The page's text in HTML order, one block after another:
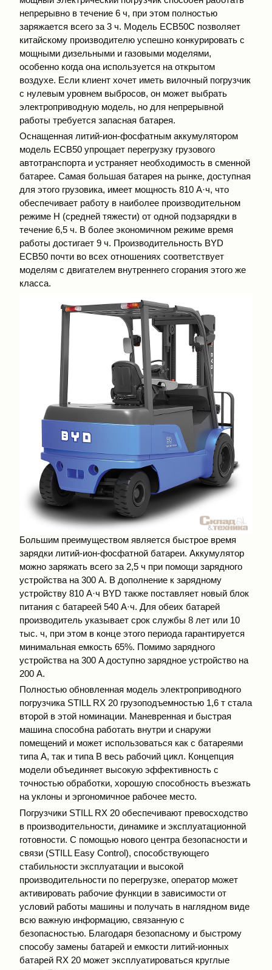
непрерывно в течение 6 ч, при этом полностью
заряжается всего за 3 ч. Модель ECB50C позволяет
китайскому производителю успешно конкурировать с
мощными дизельными и газовыми моделями,
особенно когда она используется на открытом
воздухе. Если клиент хочет иметь вилочный погрузчик
с нулевым уровнем выбросов, он может выбрать
электроприводную модель, но для непрерывной
работы требуется запасная батарея.
Оснащенная литий-ион-фосфатным аккумулятором
модель ECB50 упрощает перегрузку грузового
автотранспорта и устраняет необходимость в сменной
батарее. Самая большая батарея на рынке, доступная
для этого грузовика, имеет мощность 810 А·ч, что
обеспечивает работу в наиболее производительном
режиме H (средней тяжести) от одной подзарядки в
течение 6,5 ч. В более экономичном режиме время
работы достигает 9 ч. Производительность BYD
ECB50 почти во всех отношениях соответствует
моделям с двигателем внутреннего сгорания этого же
класса.
Большим преимуществом является быстрое время
зарядки литий-ион-фосфатной батареи. Аккумулятор
можно заряжать всего за 2,5 ч при помощи зарядного
устройства на 300 А. В дополнение к зарядному
устройству 810 А·ч BYD также поставляет новый блок
питания с батареей 540 А·ч. Для обеих батарей
производитель указывает срок службы 8 лет или 10
тыс. ч, при этом в конце этого периода гарантируется
минимальная емкость 65%. Помимо зарядного
устройства на 300 A доступно зарядное устройство на
200 А.
Полностью обновленная модель электроприводного
погрузчика STILL RX 20 грузоподъемностью 1,6 т стала
второй в этой номинации. Маневренная и быстрая
машина способна работать внутри и снаружи
помещений и может использоваться как с батареями
типа А, так и типа B весь рабочий цикл. Концепция
модели объединяет высокую эффективность с
точностью обработки, хорошую способность въезжать
на уклоны и эргономичное рабочее место.
Погрузчики STILL RX 20 обеспечивают превосходство
в производительности, динамике и эксплуатационной
готовности. С помощью нового центра безопасности и
связи (STILL Easy Control), способствующего
стабильности эксплуатации и высокой
производительности по перегрузке, оператор может
активировать рабочие функции в зависимости от
условий работы машины и получать в наглядном виде
всю важную информацию, связанную с
безопасностью. Благодаря безопасному и быстрому
способу замены батарей и емкости литий-ионных
батарей RX 20 может эксплуатироваться круглые